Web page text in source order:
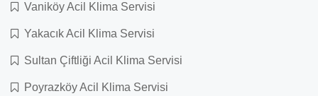
Vaniköy Acil Klima Servisi
Yakacık Acil Klima Servisi
Sultan Çiftliği Acil Klima Servisi
Poyrazköy Acil Klima Servisi